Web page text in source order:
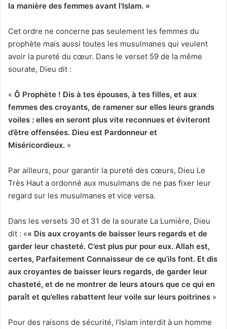
la manière des femmes avant l’Islam. »
Cet ordre ne concerne pas seulement les femmes du
prophète mais aussi toutes les musulmanes qui veulent
avoir la pureté du cœur. Dans le verset 59 de la même
sourate, Dieu dit :
« Ô Prophète ! Dis à tes épouses, à tes filles, et aux
femmes des croyants, de ramener sur elles leurs grands
voiles : elles en seront plus vite reconnues et éviteront
d’être offensées. Dieu est Pardonneur et
Miséricordieux. »
Par ailleurs, pour garantir la pureté des cœurs, Dieu Le
Très Haut a ordonné aux musulmans de ne pas fixer leur
regard sur les musulmanes et vice versa.
Dans les versets 30 et 31 de la sourate La Lumière, Dieu
dit : «« Dis aux croyants de baisser leurs regards et de
garder leur chasteté. C’est plus pur pour eux. Allah est,
certes, Parfaitement Connaisseur de ce qu’ils font. Et dis
aux croyantes de baisser leurs regards, de garder leur
chasteté, et de ne montrer de leurs atours que ce qui en
paraît et qu’elles rabattent leur voile sur leurs poitrines »
Pour des raisons de sécurité, l’Islam interdit à un homme